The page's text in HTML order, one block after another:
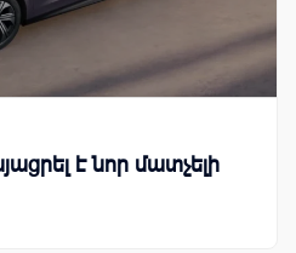
է նոր մատչելի